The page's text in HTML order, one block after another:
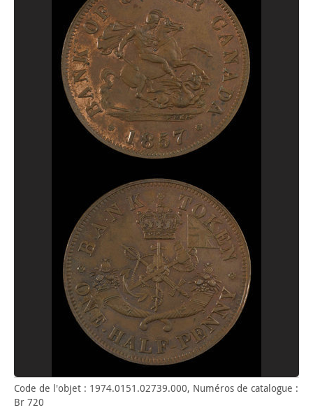
Code de l'objet : 1974.0151.02739.000, Numéros de catalogue :
Br 720